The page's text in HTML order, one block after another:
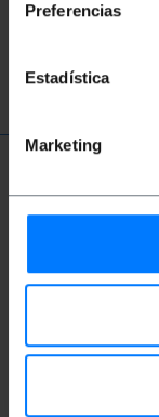
Preferencias
Estadística
Marketing
Fibra
LSZH -